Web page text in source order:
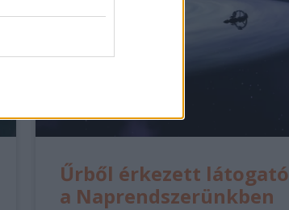
Űrből érkezett látogató
a Naprendszerünkben